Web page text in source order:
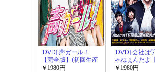
[DVD] 声ガール！
【完全版】(初回生産
限定版)
￥1980円
[DVD] 会社は
ゃねぇんだよ
版】(初回生
￥1980円